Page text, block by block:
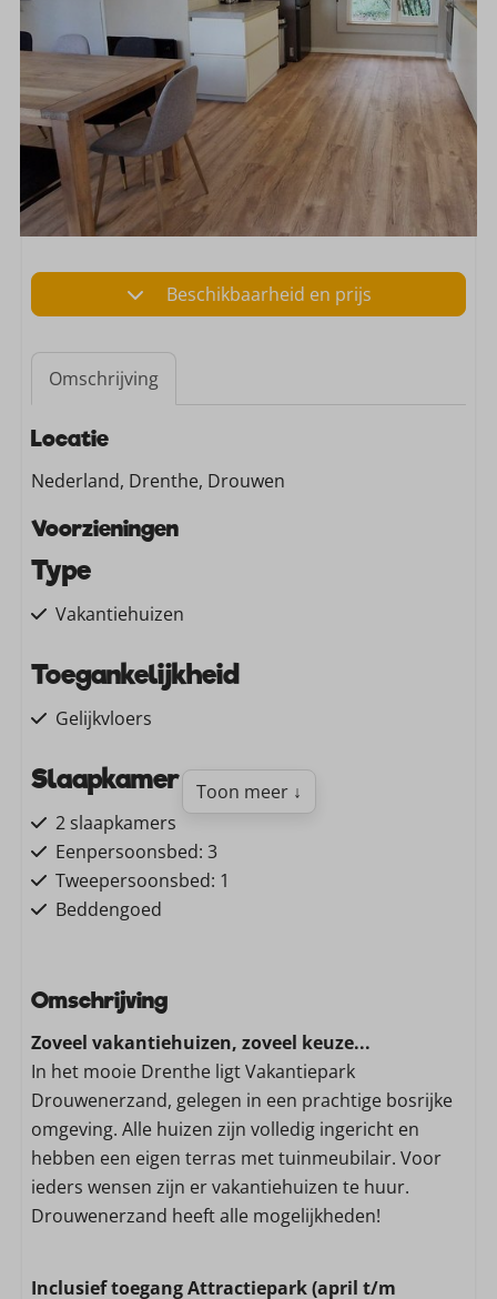
Beschikbaarheid en prijs
Omschrijving
Locatie
Nederland, Drenthe, Drouwen
Voorzieningen
Type
Vakantiehuizen
Toegankelijkheid
Gelijkvloers
Slaapkamer
2 slaapkamers
Eenpersoonsbed: 3
Tweepersoonsbed: 1
Beddengoed
Wifi
Wassen en drogen
Stofzuiger
Wasmachine
Vaatwasser
Toon meer ↓
Omschrijving
Zoveel vakantiehuizen, zoveel keuze...
In het mooie Drenthe ligt Vakantiepark
Drouwenerzand, gelegen in een prachtige bosrijke
omgeving. Alle huizen zijn volledig ingericht en
hebben een eigen terras met tuinmeubilair. Voor
ieders wensen zijn er vakantiehuizen te huur.
Drouwenerzand heeft alle mogelijkheden!
Inclusief toegang Attractiepark (april t/m